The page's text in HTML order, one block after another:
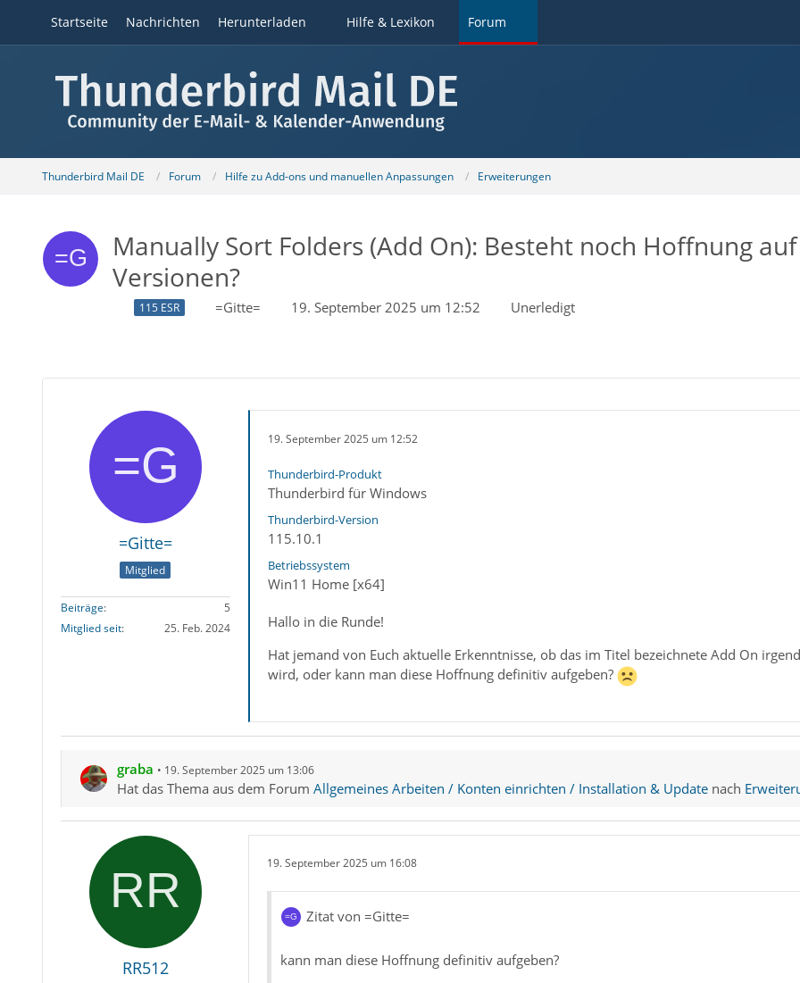
Startseite Nachrichten Herunterladen Hilfe & Lexikon Forum
Thunderbird Mail DE Forum Hilfe zu Add-ons und manuellen Anpassungen Erweiterungen
Manually Sort Folders (Add On): Besteht noch Hoffnung
Versionen?
115 ESR =Gitte= 19. September 2025 um 12:52 Unerledigt
=Gitte=
Mitglied
Beiträge
5
Mitglied seit
25. Feb. 2024
19. September 2025 um 12:52
Thunderbird-Produkt
Thunderbird für Windows
Thunderbird-Version
115.10.1
Betriebssystem
Win11 Home [x64]
Hallo in die Runde!
Hat jemand von Euch aktuelle Erkenntnisse, ob das im Titel bezeichnete Add On
wird, oder kann man diese Hoffnung definitiv aufgeben?
graba 19. September 2025 um 13:06
Hat das Thema aus dem Forum Allgemeines Arbeiten / Konten einrichten / Installation & Updatenach
RR512
19. September 2025 um 16:08
Zitat von =Gitte=
kann man diese Hoffnung definitiv aufgeben?